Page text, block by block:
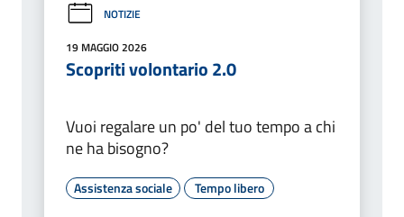
NOTIZIE
19 MAGGIO 2026
Scopriti volontario 2.0
Vuoi regalare un po' del tuo tempo a chi
ne ha bisogno?
Assistenza sociale Tempo libero